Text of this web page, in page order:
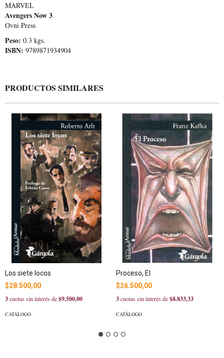
MARVEL
Avengers Now 3
Ovni Press
Peso: 0.3 kgs.
ISBN: 9789871934904
PRODUCTOS SIMILARES
Los siete locos
$28.500,00
3cuotas sin interés de$9.500,00
CATÁLOGO
Proceso, El
$26.500,00
3cuotas sin interés de$8.833,33
CATÁLOGO